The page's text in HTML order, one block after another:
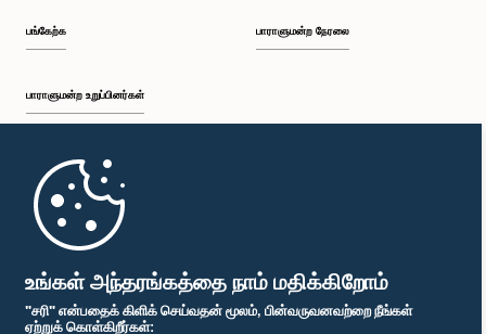
உங்கள் அந்தரங்கத்தை நாம் மதிக்கிறோம்
"சரி" என்பதைக் கிளிக் செய்வதன் மூலம், பின்வருவனவற்றை நீங்கள்
ஏற்றுக் கொள்கிறீர்கள்:
பங்கேற்க
பாராளுமன்ற உறுப்பினர்கள்
முதற்பக்கம்
பாராளுமன்ற நேரலை
பாராளுமன்ற கையடக்க செயலி